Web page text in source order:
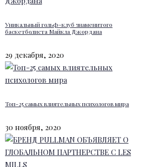
Уникальный гольф-клуб знаменитого
баскетболиста Майкла Джордана
29 декабря, 2020
Топ-25 самых влиятельных психологов мира
30 ноября, 2020